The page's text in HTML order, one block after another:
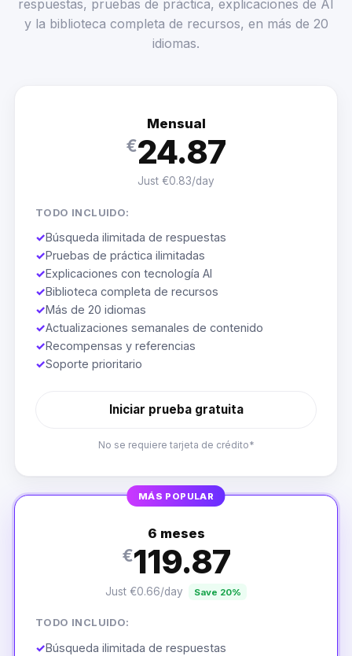
respuestas, pruebas de práctica, explicaciones de AI
y la biblioteca completa de recursos, en más de 20
idiomas.
Mensual
€24.87
Just €0.83/day
TODO INCLUIDO:
✓Búsqueda ilimitada de respuestas
✓Pruebas de práctica ilimitadas
✓Explicaciones con tecnología AI
✓Biblioteca completa de recursos
✓Más de 20 idiomas
✓Actualizaciones semanales de contenido
✓Recompensas y referencias
✓Soporte prioritario
Iniciar prueba gratuita
No se requiere tarjeta de crédito*
MÁS POPULAR
6 meses
€119.87
Just €0.66/day Save 20%
TODO INCLUIDO:
✓Búsqueda ilimitada de respuestas